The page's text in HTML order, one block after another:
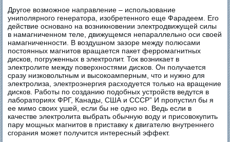
Другое возможное направление – использование
униполярного генератора, изобретенного еще Фарадеем. Его
действие основано на возникновении электродвижущей силы
в намагниченном теле, движущемся непараллельно оси своей
намагниченности. В воздушном зазоре между полюсами
постоянных магнитов вращается пакет ферромагнитных
дисков, погруженных в электролит. Ток возникает в
электролите между поверхностями дисков. Он получается
сразу низковольтным и высокоамперным, что и нужно для
электролиза, электроэнергия расходуется только на вращение
дисков. Работы по созданию подобных устройств ведутся в
лабораториях ФРГ, Канады, США и СССР” И пропустил бы я
ее мимо своих ушей, если бы не одно но. Ведь если в
качестве электролита выбрать обычную воду и присовокупить
пару мощных магнитов в приставку к двигателю внутреннего
сгорания может получится интересный эффект.